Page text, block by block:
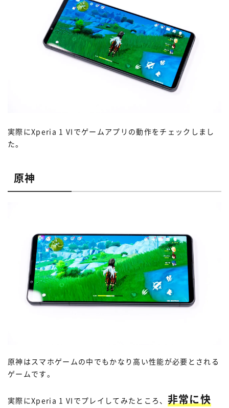
実際にXperia 1 VIでゲームアプリの動作をチェックしまし
た。
原神
原神はスマホゲームの中でもかなり高い性能が必要とされる
ゲームです。
実際にXperia 1 VIでプレイしてみたところ、 非常に快